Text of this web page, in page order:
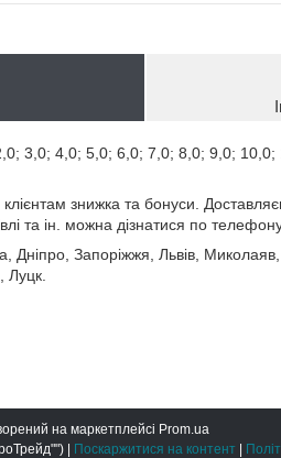
3,0; 4,0; 5,0; 6,0; 7,0; 8,0; 9,0;
знижка та бонуси.
та ін. можна дізнатися по
Дніпро, Запоріжжя, Львів,
Луцк.
на маркетплейсі Prom.ua
Поскаржитися на контент